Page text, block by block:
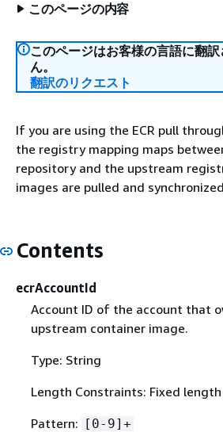
このページの内容
このページはお客様の言語に翻
ん。
翻訳のリクエスト
If you are using the ECR pull
the registry mapping maps
repository and the upstream
images are pulled and
Contents
ecrAccountId
Account ID of the account that
upstream container image.
Type: String
Length Constraints: Fixed
Pattern: [0-9]+